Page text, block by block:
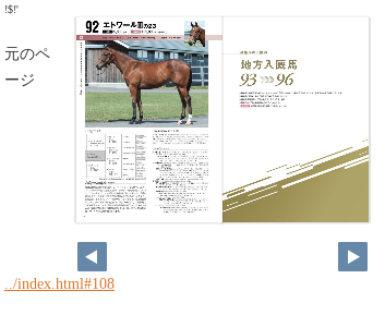
!$!'
元のペ
ージ
../index.html#108